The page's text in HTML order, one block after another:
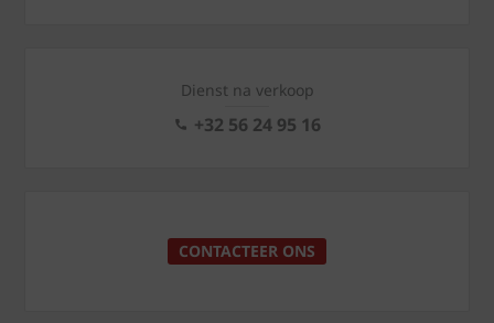
Dienst na verkoop
+32 56 24 95 16
CONTACTEER ONS